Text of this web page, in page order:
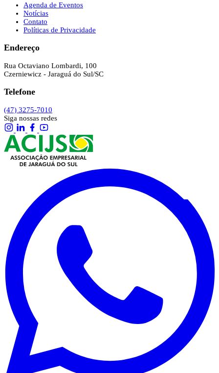
Agenda de Eventos
Notícias
Contato
Políticas de Privacidade
Endereço
Rua Octaviano Lombardi, 100
Czerniewicz - Jaraguá do Sul/SC
Telefone
(47) 3275-7010
Siga nossas redes